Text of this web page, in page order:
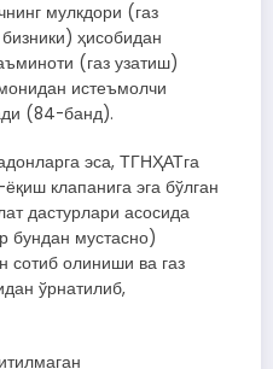
мулкдори (газ
ҳисобидан
(газ узатиш)
истеъмолчи
(84-банд).
эса, ТГНҲАТга
клапанига эга бўлган
дастурлари асосида
бундан мустасно)
сотиб олиниши ва газ
ўрнатилиб,